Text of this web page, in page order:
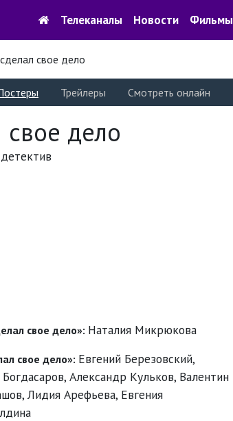
Телеканалы Новости Фильмы
свое дело
Трейлеры Смотреть онлайн
дело
свое дело»: Наталия Микрюкова
свое дело»: Евгений Березовский,
, Александр Кульков, Валентин
, Лидия Арефьева, Евгения